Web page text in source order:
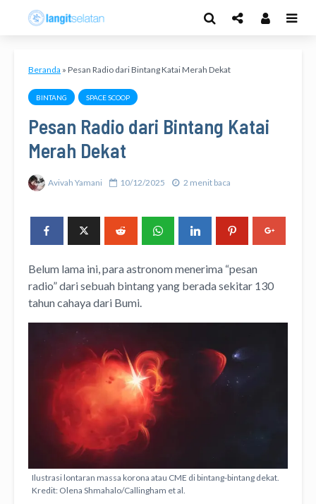
Beranda » Pesan Radio dari Bintang Katai Merah Dekat
BINTANG SPACE SCOOP
Pesan Radio dari Bintang Katai
Merah Dekat
Avivah Yamani 10/12/2025 2 menit baca
Belum lama ini, para astronom menerima “pesan
radio” dari sebuah bintang yang berada sekitar 130
tahun cahaya dari Bumi.
Ilustrasi lontaran massa korona atau CME di bintang-bintang dekat.
Kredit: Olena Shmahalo/Callingham et al.